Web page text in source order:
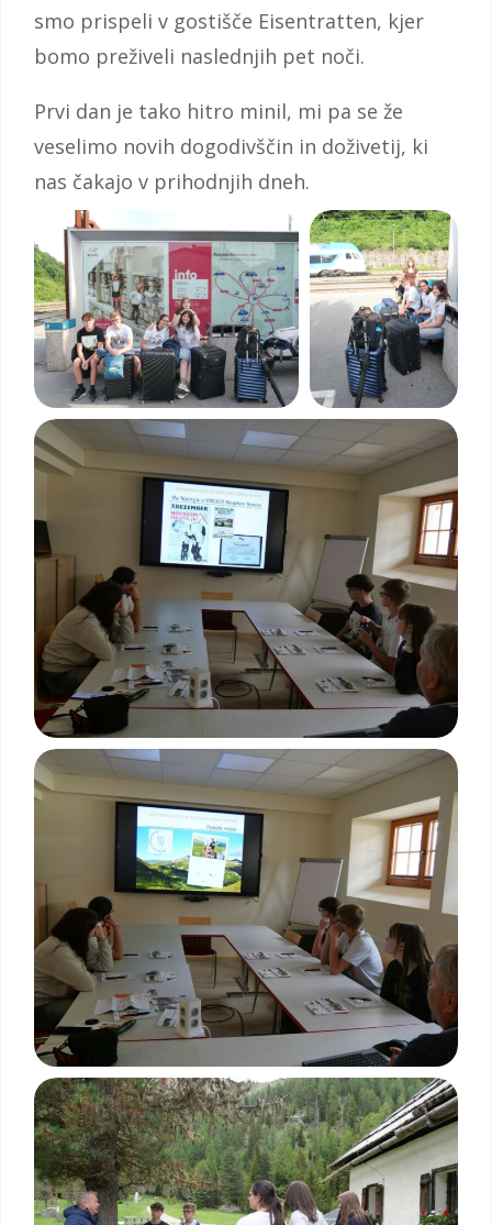
smo prispeli v gostišče Eisentratten, kjer
bomo preživeli naslednjih pet noči.
Prvi dan je tako hitro minil, mi pa se že
veselimo novih dogodivščin in doživetij, ki
nas čakajo v prihodnjih dneh.